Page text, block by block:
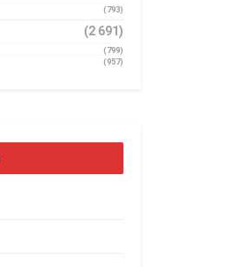
(793)
(2 691)
(799)
(957)